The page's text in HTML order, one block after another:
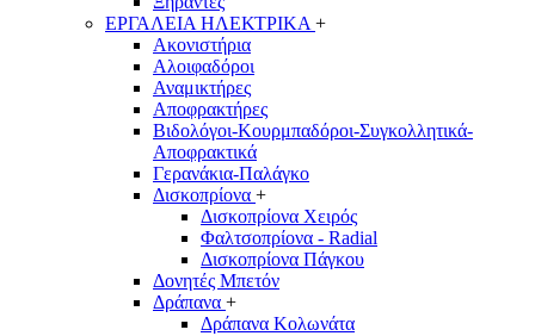
ΕΡΓΑΛΕΙΑ ΗΛΕΚΤΡΙΚΑ +
Ακονιστήρια
Αλοιφαδόροι
Αναμικτήρες
Αποφρακτήρες
Βιδολόγοι-Κουρμπαδόροι-Συγκολλητικά-
Αποφρακτικά
Γερανάκια-Παλάγκο
Δισκοπρίονα +
Δισκοπρίονα Χειρός
Φαλτσοπρίονα - Radial
Δισκοπρίονα Πάγκου
Δονητές Μπετόν
Δράπανα +
Δράπανα Κολωνάτα